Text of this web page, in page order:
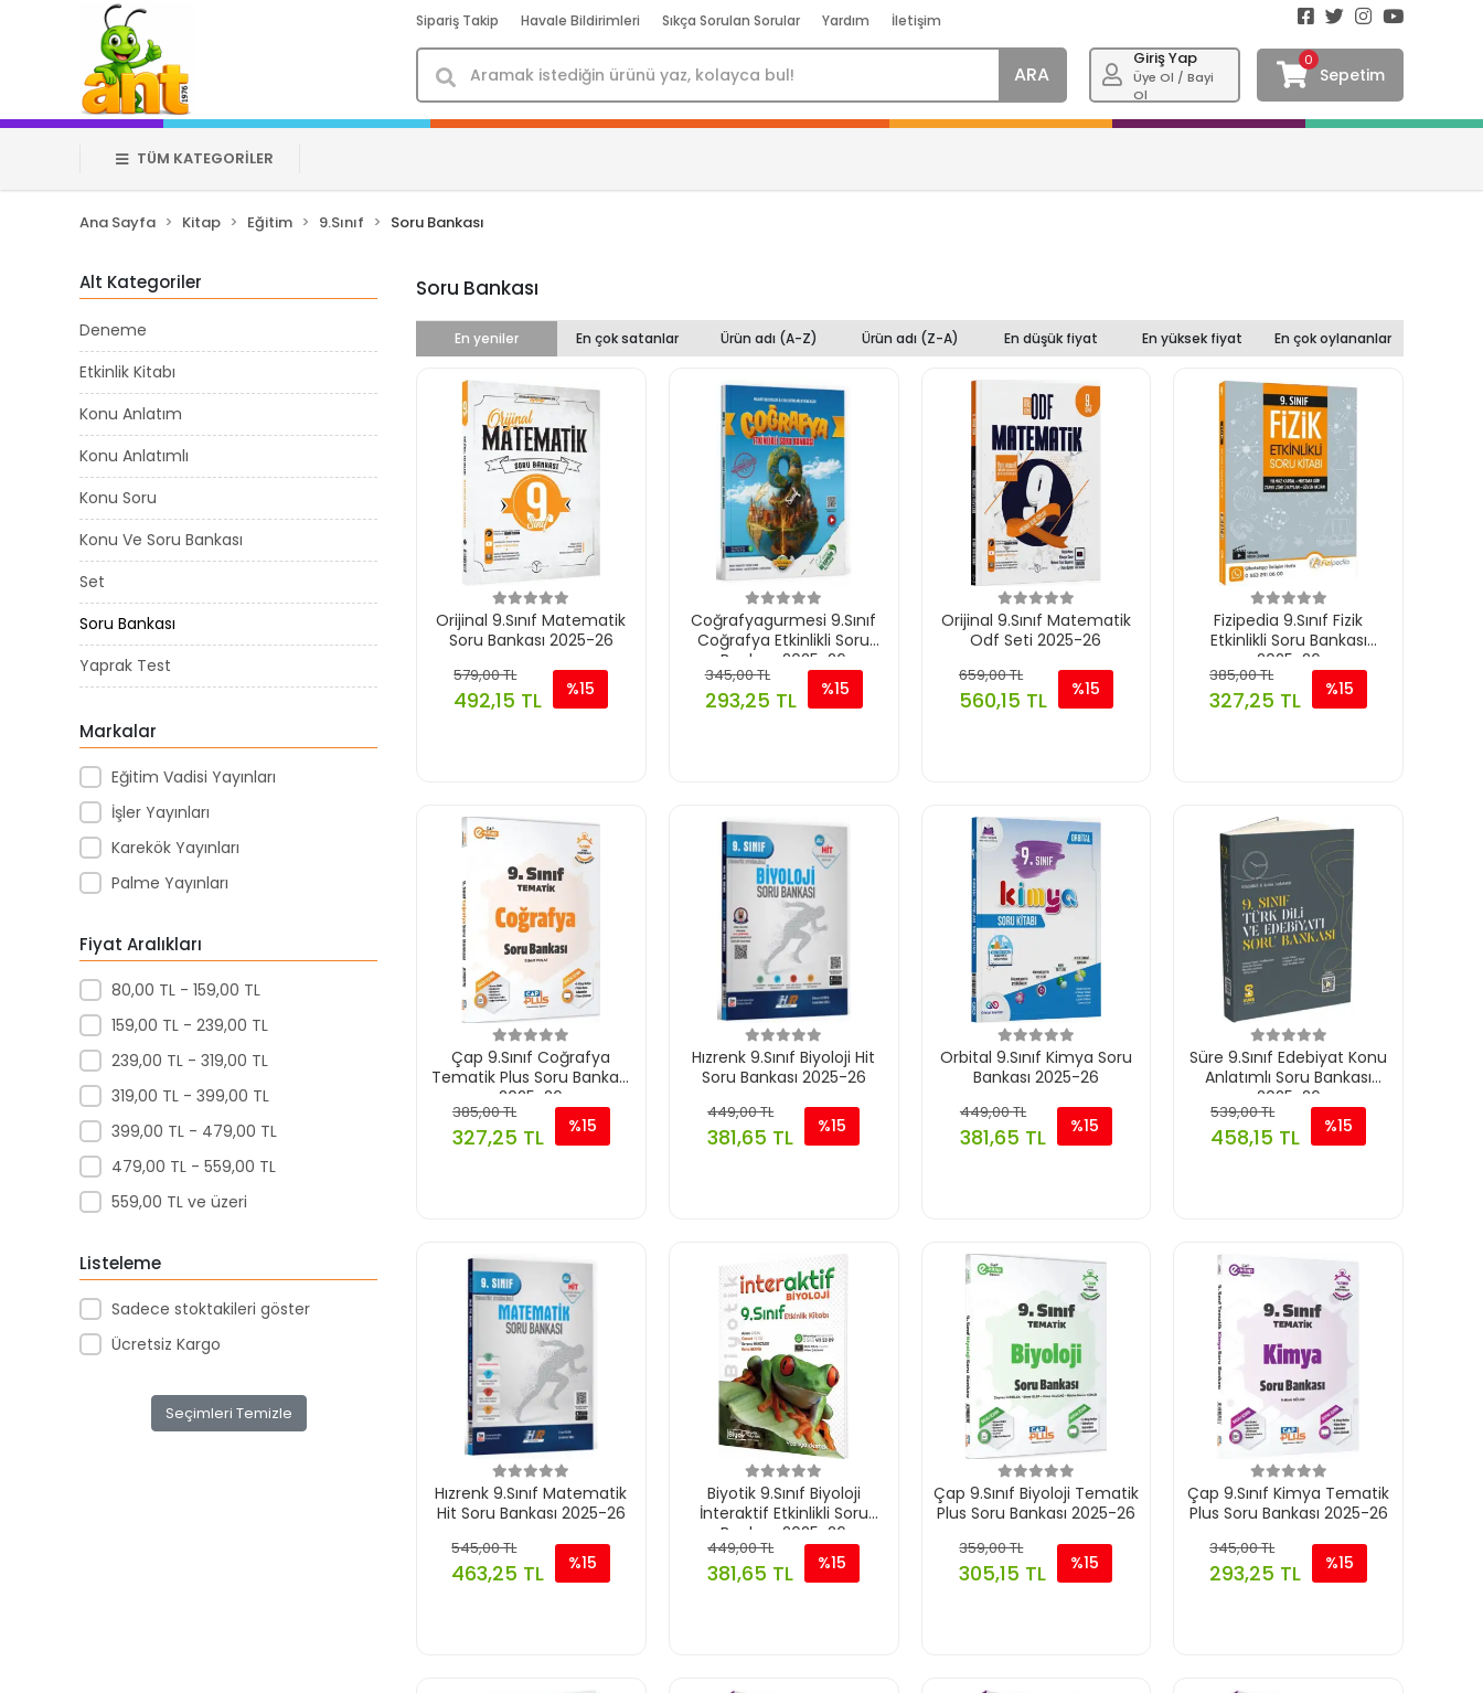
Sipariş Takip Havale Bildirimleri Sıkça Sorulan Sorular Yardım İletişim
ARA
Giriş Yap
Üye Ol / Bayi
Ol
0
Sepetim
TÜM KATEGORİLER
Ana Sayfa Kitap Eğitim 9.Sınıf Soru Bankası
Alt Kategoriler
Deneme
Etkinlik Kitabı
Konu Anlatım
Konu Anlatımlı
Konu Soru
Konu Ve Soru Bankası
Set
Soru Bankası
Yaprak Test
Markalar
Eğitim Vadisi Yayınları
İşler Yayınları
Karekök Yayınları
Palme Yayınları
Fiyat Aralıkları
80,00 TL - 159,00 TL
159,00 TL - 239,00 TL
239,00 TL - 319,00 TL
319,00 TL - 399,00 TL
399,00 TL - 479,00 TL
479,00 TL - 559,00 TL
559,00 TL ve üzeri
Listeleme
Sadece stoktakileri göster
Ücretsiz Kargo
Seçimleri Temizle
Soru Bankası
En yeniler En çok satanlar Ürün adı (A-Z) Ürün adı (Z-A) En düşük fiyat En yüksek fiyat En çok oylananlar
Orijinal 9.Sınıf Matematik
Soru Bankası 2025-26
579,00 TL
492,15 TL %15
Coğrafyagurmesi 9.Sınıf
Coğrafya Etkinlikli Soru
Bankası 2025-26
345,00 TL
293,25 TL %15
Orijinal 9.Sınıf Matematik
Odf Seti 2025-26
659,00 TL
560,15 TL %15
Fizipedia 9.Sınıf Fizik
Etkinlikli Soru Bankası
2025-26
385,00 TL
327,25 TL %15
Çap 9.Sınıf Coğrafya
Tematik Plus Soru Bankası
2025-26
385,00 TL
327,25 TL %15
Hızrenk 9.Sınıf Biyoloji Hit
Soru Bankası 2025-26
449,00 TL
381,65 TL %15
Orbital 9.Sınıf Kimya Soru
Bankası 2025-26
449,00 TL
381,65 TL %15
Süre 9.Sınıf Edebiyat Konu
Anlatımlı Soru Bankası
2025-26
539,00 TL
458,15 TL %15
Hızrenk 9.Sınıf Matematik
Hit Soru Bankası 2025-26
545,00 TL
463,25 TL %15
Biyotik 9.Sınıf Biyoloji
İnteraktif Etkinlikli Soru
Bankası 2025-26
449,00 TL
381,65 TL %15
Çap 9.Sınıf Biyoloji Tematik
Plus Soru Bankası 2025-26
359,00 TL
305,15 TL %15
Çap 9.Sınıf Kimya Tematik
Plus Soru Bankası 2025-26
345,00 TL
293,25 TL %15